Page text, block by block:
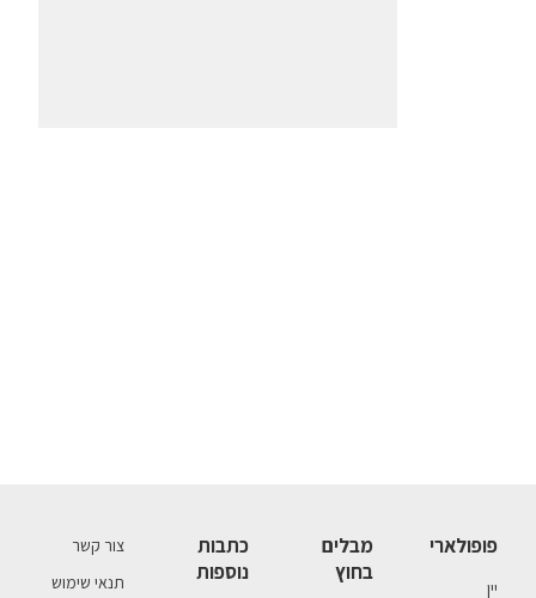
פופולארי
יין
מבלים
בחוץ
כתבות
נוספות
צור קשר
תנאי שימוש